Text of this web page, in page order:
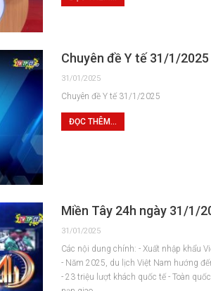
Chuyên đề Y tế 31/1/2025
31/01/2025
Chuyên đề Y tế 31/1/2025
ĐỌC THÊM...
Miền Tây 24h ngày 31/1/
31/01/2025
Các nội dung chính: - Xuất nhập khẩu
- Năm 2025, du lịch Việt Nam hướng
- 23 triệu lượt khách quốc tế - Toàn